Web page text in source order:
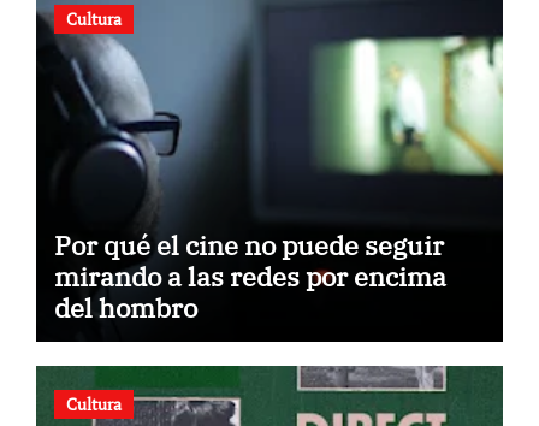
Cultura
Por qué el cine no puede seguir
mirando a las redes por encima
del hombro
Cultura